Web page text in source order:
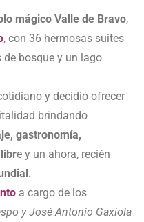
mágico Valle de Bravo,
, con 36 hermosas suites
bosque y un lago
y decidió ofrecer
brindando
gastronomía,
e y un ahora, recién
a cargo de los
y José Antonio Gaxiola